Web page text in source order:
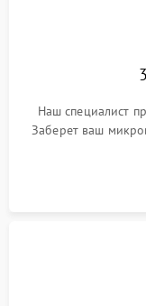
Наш специалист
Заберет ваш